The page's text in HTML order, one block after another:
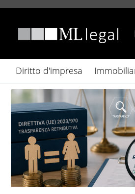
Diritto d'impresa